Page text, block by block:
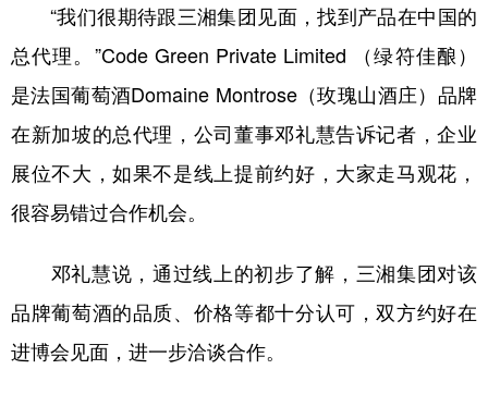
“我们很期待跟三湘集团见面，找到产品在中国的
总代理。”Code Green Private Limited （绿符佳酿）
是法国葡萄酒Domaine Montrose（玫瑰山酒庄）品牌
在新加坡的总代理，公司董事邓礼慧告诉记者，企业
展位不大，如果不是线上提前约好，大家走马观花，
很容易错过合作机会。
邓礼慧说，通过线上的初步了解，三湘集团对该
品牌葡萄酒的品质、价格等都十分认可，双方约好在
进博会见面，进一步洽谈合作。